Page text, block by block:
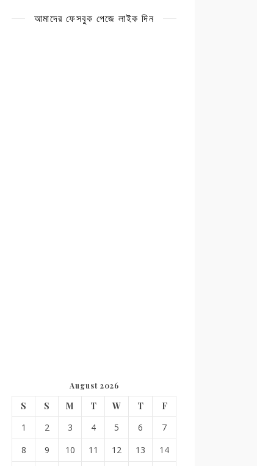
আমাদের ফেসবুক পেজে লাইক দিন
August 2026
S S M T W T
F
1
2 3 4 5 6
7
8
9 10 11 12 13
14